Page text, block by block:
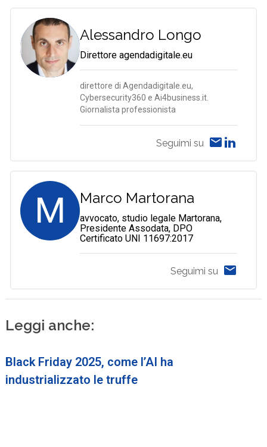
Alessandro Longo
Direttore agendadigitale.eu
direttore di Agendadigitale.eu,
Cybersecurity360 e Ai4business.it.
Giornalista professionista
Seguimi su
M Marco Martorana
avvocato, studio legale Martorana,
Presidente Assodata, DPO
Certificato UNI 11697:2017
Seguimi su
Leggi anche:
Black Friday 2025, come l’AI ha
industrializzato le truffe